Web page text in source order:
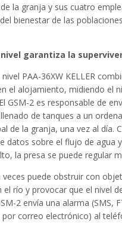
la granja y sus cuatro
bienestar de las
garantiza la
PAA-36XW KELLER
el alojamiento, midiendo el
GSM-2 es responsable de
de tanques a un
de la granja, una vez al día.
datos sobre el flujo de agua
la presa se puede regular
veces puede obstruir con
el río y provocar que el nivel
2 envía una alarma (SMS,
correo electrónico) al